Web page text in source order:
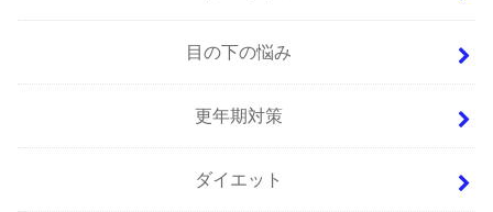
目の下の悩み
更年期対策
ダイエット